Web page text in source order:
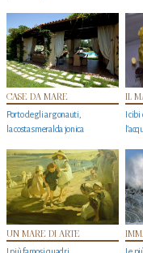
CASE DA MARE
Porto degli argonauti,
la costa smeralda jonica
IL
I
UN MARE DI ARTE